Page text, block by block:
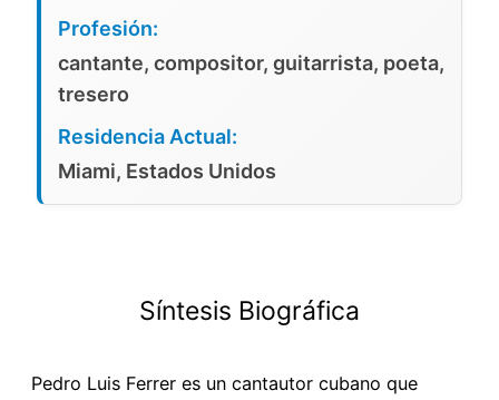
Profesión:
cantante, compositor, guitarrista, poeta,
tresero
Residencia Actual:
Miami, Estados Unidos
Síntesis Biográfica
Pedro Luis Ferrer es un cantautor cubano que